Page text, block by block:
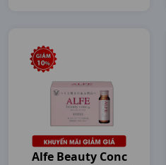
Alfe Beauty Conc